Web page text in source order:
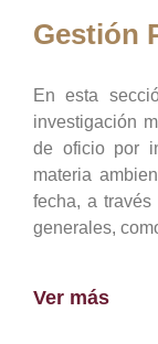
Gestión
En esta
investigación
de oficio por
materia
fecha, a
generales,
Ver más